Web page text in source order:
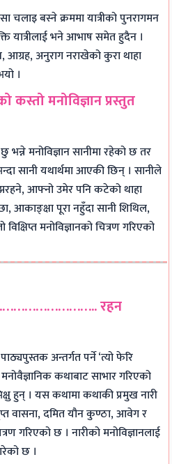
चलाइ बस्ने क्रममा यात्रीको पुनरागमन
यात्रीलाई भने आभाष समेत हुदैन ।
आग्रह, अनुराग नराखेको कुरा थाहा
।
मनोविज्ञान प्रस्तुत
मनोविज्ञान सानीमा रहेको छ तर
सानी यथार्थमा आएकी छिन् । सानीले
आफ्नो उमेर पनि कटेको थाहा
आकाङ्क्षा पूरा नहुँदा सानी शिथिल,
मनोविज्ञानको चित्रण गरिएको
रहन
अन्तर्गत पर्ने ‘त्यो फेरि
कथाबाट साभार गरिएको
हुन् । यस कथामा कथाकी प्रमुख नारी
वासना, दमित यौन कुण्ठा, आवेग र
गरिएको छ । नारीको मनोविज्ञानलाई
छ ।